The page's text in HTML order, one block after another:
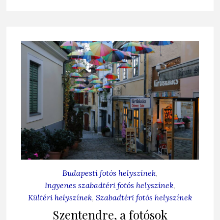
Budapesti fotós helyszínek,
Ingyenes szabadtéri fotós helyszínek,
Kültéri helyszínek, Szabadtéri fotós helyszínek
Szentendre, a fotósok